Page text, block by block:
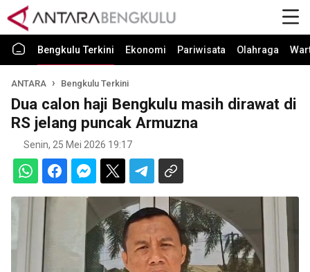
Bengkulu Terkini Ekonomi Pariwisata Olahraga
ANTARA Bengkulu Terkini
Dua calon haji Bengkulu masih dirawat di
RS jelang puncak Armuzna
Senin, 25 Mei 2026 19:17